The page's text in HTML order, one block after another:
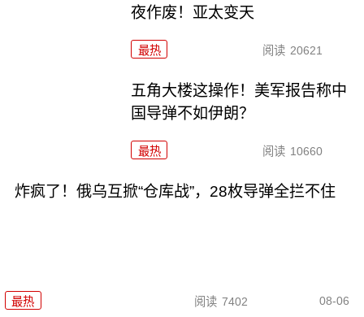
夜作废！亚太变天
最热 阅读 20621
五角大楼这操作！美军报告称中
国导弹不如伊朗？
最热 阅读 10660
炸疯了！俄乌互掀“仓库战”，28枚导弹全拦不住
最热 阅读 7402 08-06